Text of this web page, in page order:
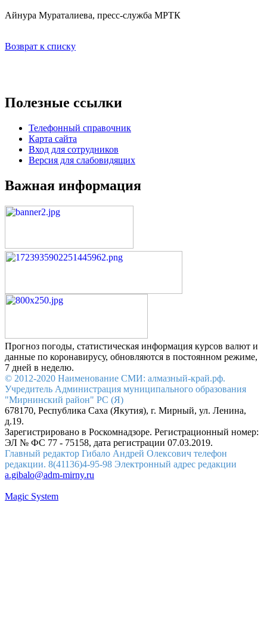
Айнура Мураталиева, пресс-служба МРТК
Возврат к списку
Полезные ссылки
Телефонный справочник
Карта сайта
Вход для сотрудников
Версия для слабовидящих
Важная информация
Прогноз погоды, статистическая информация курсов валют и
данные по коронавирусу, обновляются в постоянном режиме,
7 дней в неделю.
© 2012-2020 Наименование СМИ: алмазный-край.рф.
Учредитель Администрация муниципального образования
"Мирнинский район" РС (Я)
678170, Республика Саха (Якутия), г. Мирный, ул. Ленина,
д.19.
Зарегистрировано в Роскомнадзоре. Регистрационный номер:
ЭЛ № ФС 77 - 75158, дата регистрации 07.03.2019.
Главный редактор Гибало Андрей Олексович телефон
редакции. 8(41136)4-95-98 Электронный адрес редакции
a.gibalo@adm-mirny.ru
Magic System